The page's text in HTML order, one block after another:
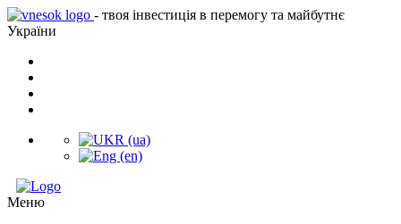
- твоя інвестиція в перемогу та майбутнє
України
Меню